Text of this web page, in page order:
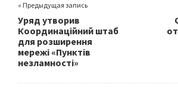
« Предыдущая запись
Уряд утворив
Координаційний штаб
для розширення
мережі «Пунктів
незламності»